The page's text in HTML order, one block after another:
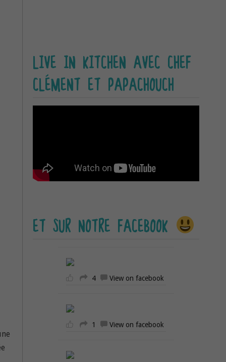
LIVE IN KITCHEN AVEC CHEF
CLÉMENT ET PAPACHOUCH
ET SUR NOTRE FACEBOOK
4 View on facebook
1 View on facebook